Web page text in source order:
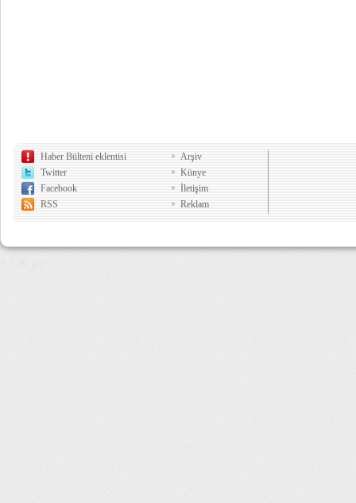
Haber Bülteni eklentisi
Twitter
Facebook
RSS
Arşiv
Künye
İletişim
Reklam